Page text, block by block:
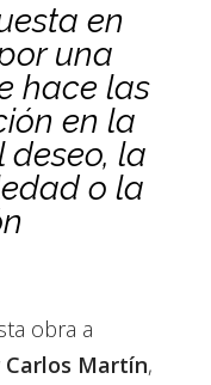
en
una
hace las
en la
deseo, la
o la
obra a
Carlos Martín,